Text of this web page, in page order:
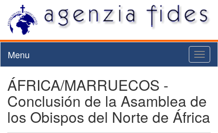
Menu
ÁFRICA/MARRUECOS -
Conclusión de la Asamblea de
los Obispos del Norte de África